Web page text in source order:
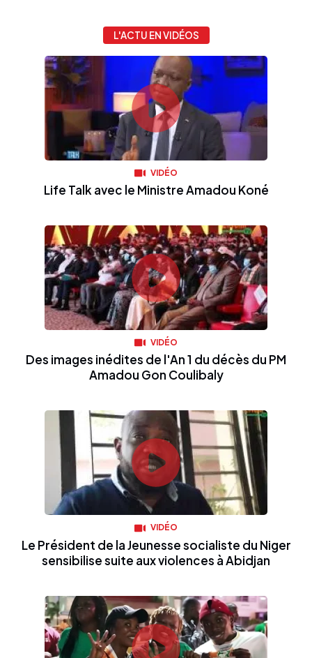
L'ACTU EN VIDÉOS
VIDÉO
Life Talk avec le Ministre Amadou Koné
VIDÉO
Des images inédites de l'An 1 du décès du PM
Amadou Gon Coulibaly
VIDÉO
Le Président de la Jeunesse socialiste du Niger
sensibilise suite aux violences à Abidjan